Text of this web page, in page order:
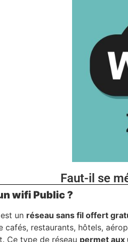
Faut-il se
wifi Public ?
un réseau sans fil offert
cafés, restaurants, hôtels,
Ce type de réseau permet aux